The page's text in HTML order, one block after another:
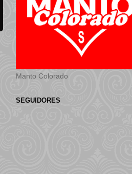
Manto Colorado
SEGUIDORES